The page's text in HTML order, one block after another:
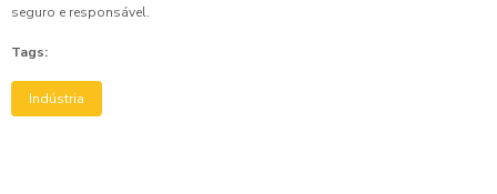
seguro e responsável.
Tags:
Indústria